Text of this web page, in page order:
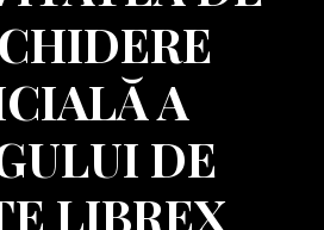
A
DE
LIBREX